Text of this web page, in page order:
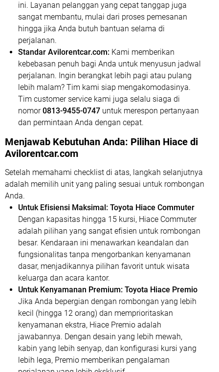
ini. Layanan pelanggan yang cepat tanggap juga
sangat membantu, mulai dari proses pemesanan
hingga jika Anda butuh bantuan selama di
perjalanan.
Standar Avilorentcar.com: Kami memberikan
kebebasan penuh bagi Anda untuk menyusun jadwal
perjalanan. Ingin berangkat lebih pagi atau pulang
lebih malam? Tim kami siap mengakomodasinya.
Tim customer service kami juga selalu siaga di
nomor0813-9455-0747 untuk merespon pertanyaan
dan permintaan Anda dengan cepat.
Menjawab Kebutuhan Anda: Pilihan Hiace di
Avilorentcar.com
Setelah memahami checklist di atas, langkah selanjutnya
adalah memilih unit yang paling sesuai untuk rombongan
Anda.
Untuk Efisiensi Maksimal: Toyota Hiace Commuter
Dengan kapasitas hingga 15 kursi, Hiace Commuter
adalah pilihan yang sangat efisien untuk rombongan
besar. Kendaraan ini menawarkan keandalan dan
fungsionalitas tanpa mengorbankan kenyamanan
dasar, menjadikannya pilihan favorit untuk wisata
keluarga dan acara kantor.
Untuk Kenyamanan Premium: Toyota Hiace Premio
Jika Anda bepergian dengan rombongan yang lebih
kecil (hingga 12 orang) dan memprioritaskan
kenyamanan ekstra, Hiace Premio adalah
jawabannya. Dengan desain yang lebih mewah,
kabin yang lebih senyap, dan konfigurasi kursi yang
lebih lega, Premio memberikan pengalaman